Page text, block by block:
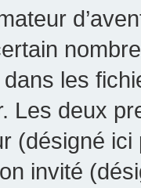
les
Les deux
(désigné
invité